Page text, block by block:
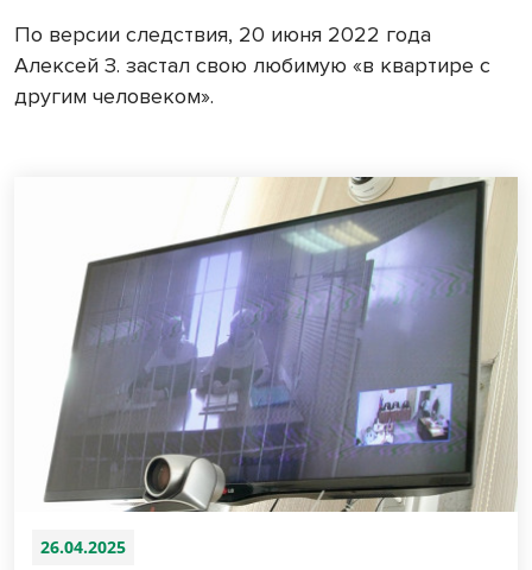
По версии следствия, 20 июня 2022 года
Алексей З. застал свою любимую «в квартире с
другим человеком».
26.04.2025